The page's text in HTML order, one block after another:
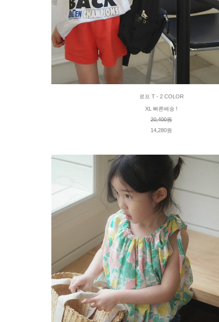
로프 T - 2 COLOR
XL 빠른배송 !
20,400원
14,280원